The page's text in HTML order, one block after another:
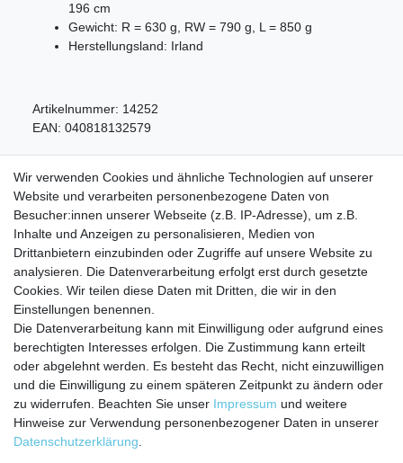
196 cm
Gewicht: R = 630 g, RW = 790 g, L = 850 g
Herstellungsland: Irland
Artikelnummer: 14252
EAN: 040818132579
Wir verwenden Cookies und ähnliche Technologien auf unserer
Website und verarbeiten personenbezogene Daten von
Besucher:innen unserer Webseite (z.B. IP-Adresse), um z.B.
Inhalte und Anzeigen zu personalisieren, Medien von
Drittanbietern einzubinden oder Zugriffe auf unsere Website zu
analysieren. Die Datenverarbeitung erfolgt erst durch gesetzte
Cookies. Wir teilen diese Daten mit Dritten, die wir in den
Einstellungen benennen.
Die Datenverarbeitung kann mit Einwilligung oder aufgrund eines
berechtigten Interesses erfolgen. Die Zustimmung kann erteilt
oder abgelehnt werden. Es besteht das Recht, nicht einzuwilligen
und die Einwilligung zu einem späteren Zeitpunkt zu ändern oder
zu widerrufen. Beachten Sie unser Impressum und weitere
Hinweise zur Verwendung personenbezogener Daten in unserer
Daten­schutz­erklärung
Service
Zahlungarten
Versandkosten
Batterierücknahmeverordnung
Kostenloser Newsletter
E-MAIL **
Newsletter
Honig
Daten­schutz­erklärung
Einwilligung kann ich jederzeit widerrufen.**